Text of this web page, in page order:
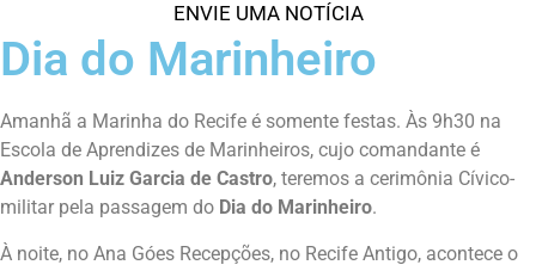
ENVIE UMA NOTÍCIA
Dia do Marinheiro
Amanhã a Marinha do Recife é somente festas. Às 9h30 na
Escola de Aprendizes de Marinheiros, cujo comandante é
Anderson Luiz Garcia de Castro, teremos a cerimônia Cívico-
militar pela passagem do Dia do Marinheiro.
À noite, no Ana Góes Recepções, no Recife Antigo, acontece o